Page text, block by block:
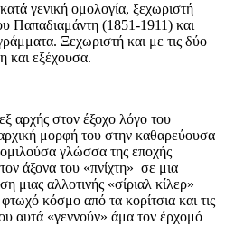
γενική ομολογία, ξεχωριστή
Παπαδιαμάντη (1851-1911) και
Ξεχωριστή και με τις δύο
και εξέχουσα.
αρχής στον έξοχο λόγο του
μορφή του στην καθαρεύουσα
γλώσσα της εποχής
άξονα του «πνίχτη» σε μια
μιας αλλοτινής «σίριαλ κίλερ»
κόσμο από τα κορίτσια και τις
αυτά «γεννούν» άμα τον έρχομό